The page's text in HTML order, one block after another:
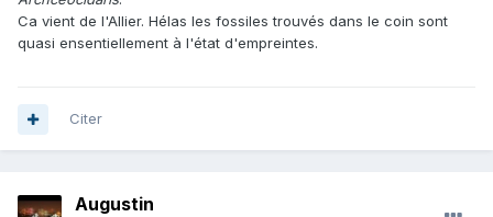
Ca vient de l'Allier. Hélas les fossiles trouvés dans le coin sont
quasi ensentiellement à l'état d'empreintes.
Citer
Augustin